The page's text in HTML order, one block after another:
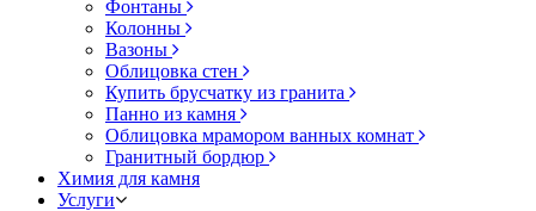
Фонтаны
Колонны
Вазоны
Облицовка стен
Купить брусчатку из гранита
Панно из камня
Облицовка мрамором ванных комнат
Гранитный бордюр
Химия для камня
Услуги